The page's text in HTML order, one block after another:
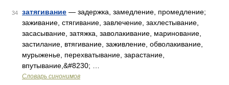
34 затягивание — задержка, замедление, промедление;
заживание, стягивание, завлечение, захлестывание,
засасывание, затяжка, заволакивание, маринование,
застилание, втягивание, заживление, обволакивание,
мурыженье, перехватывание, зарастание,
впутывание,&#8230; …
Словарь синонимов